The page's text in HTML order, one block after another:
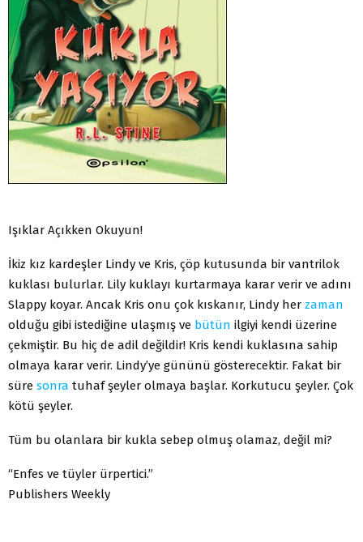
Işıklar Açıkken Okuyun!
İkiz kız kardeşler Lindy ve Kris, çöp kutusunda bir vantrilok
kuklası bulurlar. Lily kuklayı kurtarmaya karar verir ve adını
Slappy koyar. Ancak Kris onu çok kıskanır, Lindy her zaman
olduğu gibi istediğine ulaşmış ve bütün ilgiyi kendi üzerine
çekmiştir. Bu hiç de adil değildir! Kris kendi kuklasına sahip
olmaya karar verir. Lindy’ye gününü gösterecektir. Fakat bir
süre sonra tuhaf şeyler olmaya başlar. Korkutucu şeyler. Çok
kötü şeyler.
Tüm bu olanlara bir kukla sebep olmuş olamaz, değil mi?
“Enfes ve tüyler ürpertici.”
Publishers Weekly